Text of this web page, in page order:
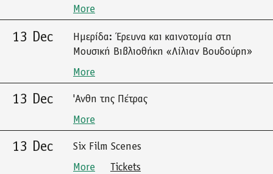
More
13 Dec
Ημερίδα: Έρευνα και καινοτομία στη
Μουσική Βιβλιοθήκη «Λίλιαν Βουδούρη»
More
13 Dec
'Ανθη της Πέτρας
More
13 Dec
Six Film Scenes
More
Tickets